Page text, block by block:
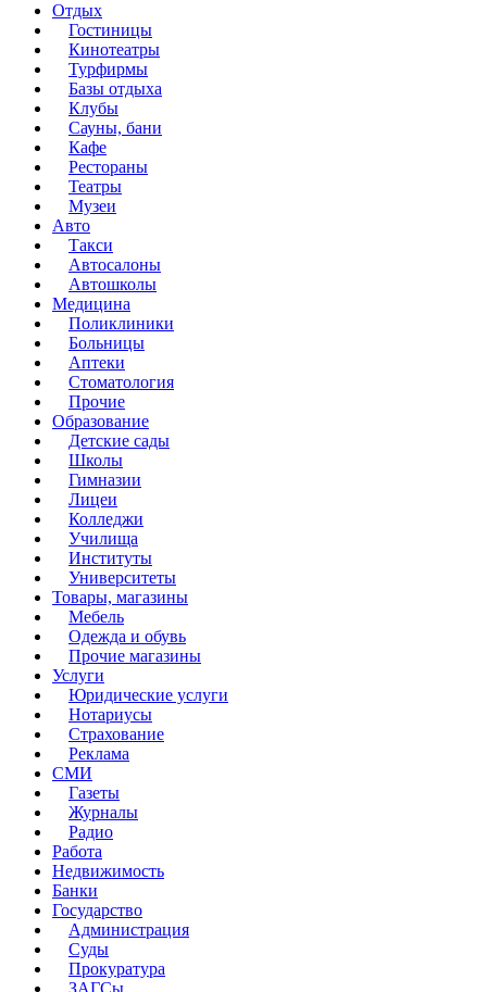
Отдых
Гостиницы
Кинотеатры
Турфирмы
Базы отдыха
Клубы
Сауны, бани
Кафе
Рестораны
Театры
Музеи
Авто
Такси
Автосалоны
Автошколы
Медицина
Поликлиники
Больницы
Аптеки
Стоматология
Прочие
Образование
Детские сады
Школы
Гимназии
Лицеи
Колледжи
Училища
Институты
Университеты
Товары, магазины
Мебель
Одежда и обувь
Прочие магазины
Услуги
Юридические услуги
Нотариусы
Страхование
Реклама
СМИ
Газеты
Журналы
Радио
Работа
Недвижимость
Банки
Государство
Администрация
Суды
Прокуратура